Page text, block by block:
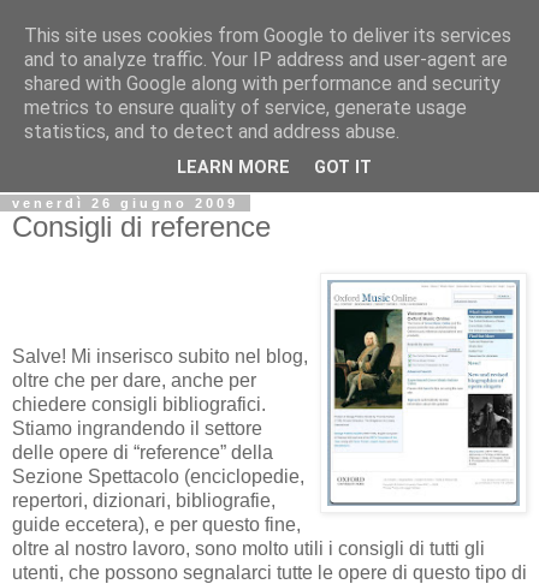
Biblio@rti in
Il Blog della Biblioteca di Area delle arti per condividere
informazioni iniziative incontri
venerdì 26 giugno 2009
Consigli di reference
Salve! Mi inserisco subito nel blog,
oltre che per dare, anche per
chiedere consigli bibliografici.
Stiamo ingrandendo il settore
delle opere di “reference” della
Sezione Spettacolo (enciclopedie,
repertori, dizionari, bibliografie,
guide eccetera), e per questo fine,
oltre al nostro lavoro, sono molto utili i consigli di tutti gli
utenti, che possono segnalarci tutte le opere di questo tipo di
This site uses cookies from Google to deliver its services
and to analyze traffic. Your IP address and user-agent are
shared with Google along with performance and security
metrics to ensure quality of service, generate usage
statistics, and to detect and address abuse.
LEARN MORE GOT IT